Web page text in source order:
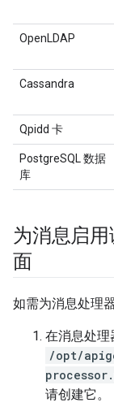
OpenLDAP
Cassandra
Qpidd 卡
PostgreSQL 数据
库
为消息启
面
如需为消息处理
在消息处理
/opt/
请创建它。